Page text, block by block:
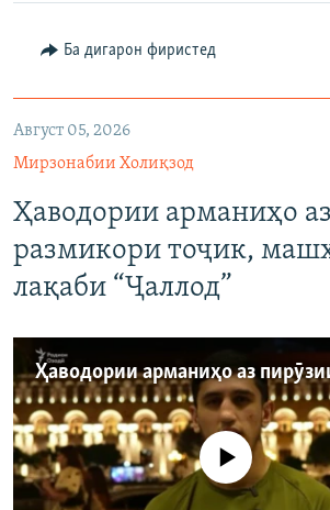
Ба дигарон фиристед
Август 05, 2026
Мирзонабии Холиқзод
Ҳаводории арманиҳо аз
размикори тоҷик,
лақаби “Ҷаллод”
Феълан кор